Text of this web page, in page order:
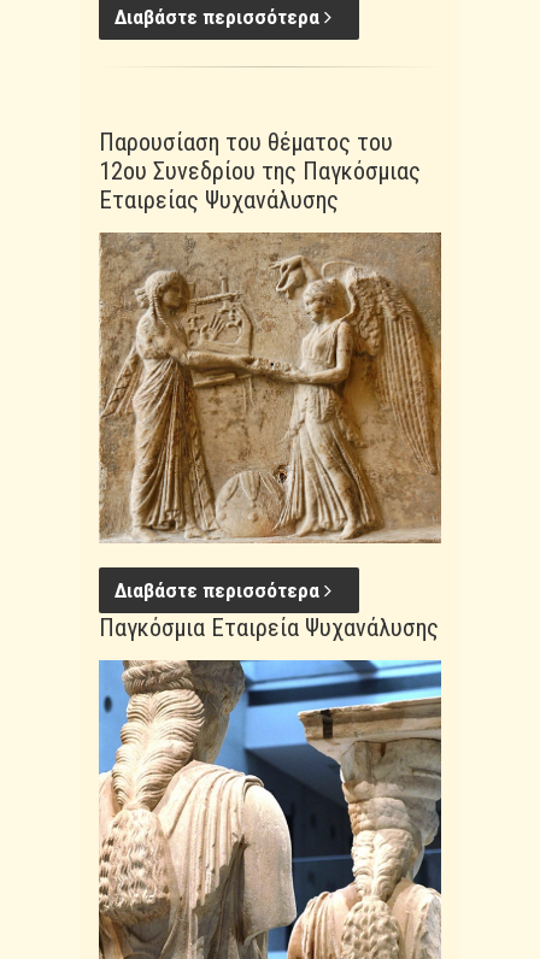
Διαβάστε περισσότερα
Παρουσίαση του θέματος του
12ου Συνεδρίου της Παγκόσμιας
Εταιρείας Ψυχανάλυσης
Διαβάστε περισσότερα
Παγκόσμια Εταιρεία Ψυχανάλυσης